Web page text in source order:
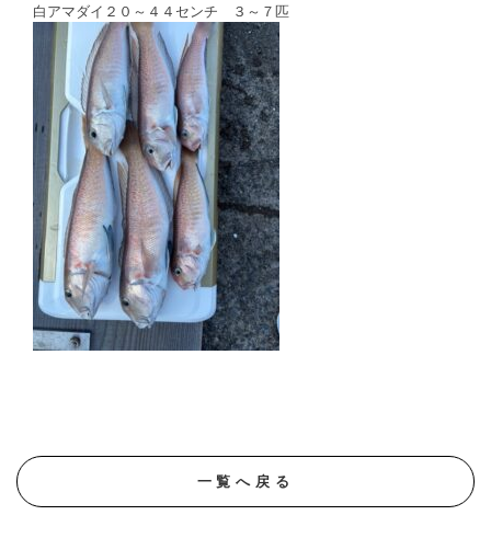
白アマダイ２０～４４センチ ３～７匹
一覧へ戻る